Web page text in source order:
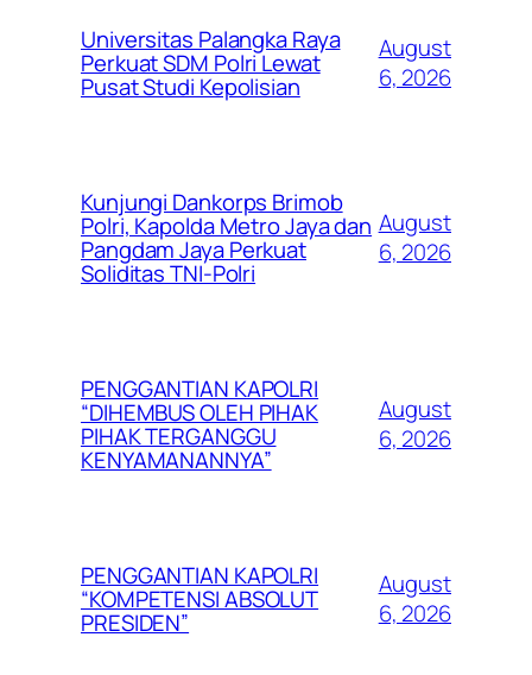
Universitas Palangka Raya
Perkuat SDM Polri Lewat
Pusat Studi Kepolisian
August
6, 2026
Kunjungi Dankorps Brimob
Polri, Kapolda Metro Jaya dan
Pangdam Jaya Perkuat
Soliditas TNI-Polri
August
6, 2026
PENGGANTIAN KAPOLRI
“DIHEMBUS OLEH PIHAK
PIHAK TERGANGGU
KENYAMANANNYA”
August
6, 2026
PENGGANTIAN KAPOLRI
“KOMPETENSI ABSOLUT
PRESIDEN”
August
6, 2026